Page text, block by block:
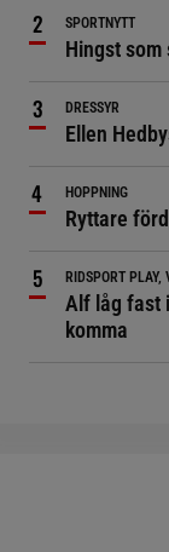
SPORTNYTT
Hingst
DRESSYR
Ellen
HOPPNING
Ryttare
RIDSPORT PLAY,
Alf låg fast
komma